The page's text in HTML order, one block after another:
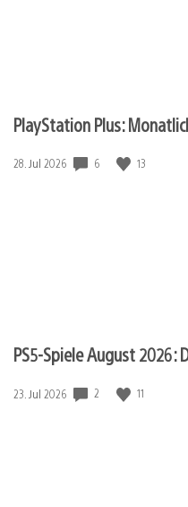
PlayStation Plus:
Veröffentlichungsdatum:
28. Jul 2026 6 13
PS5-Spiele August 2026:
Veröffentlichungsdatum:
23. Jul 2026 2 11